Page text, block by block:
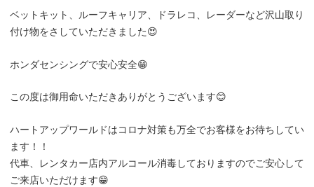
ベットキット、ルーフキャリア、ドラレコ、レーダーなど沢山取り
付け物をさしていただきました😍
ホンダセンシングで安心安全😁
この度は御用命いただきありがとうございます😊
ハートアップワールドはコロナ対策も万全でお客様をお待ちしてい
ます！！
代車、レンタカー店内アルコール消毒しておりますのでご安心して
ご来店いただけます😁